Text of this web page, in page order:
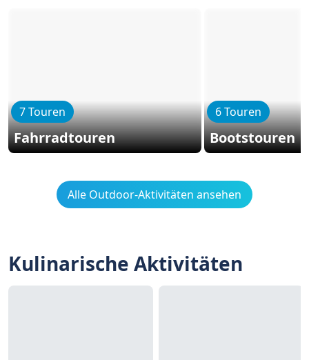
7 Touren
Fahrradtouren
6 Touren
Bootstouren
Alle Outdoor-Aktivitäten ansehen
Kulinarische Aktivitäten